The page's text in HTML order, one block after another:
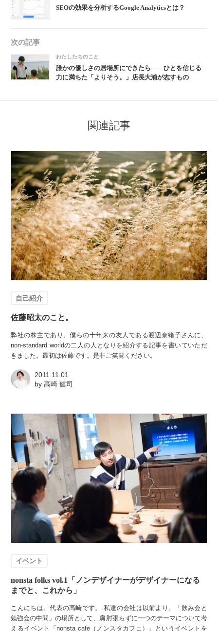
SEOの効果を分析するGoogle Analyticsとは？
次の記事
わたしたちのこと
誰かの優しさの居場所にできたら——ひとを信じる
力に満ちた「よりそう。」店長大浦が志すもの
関連記事
自己紹介
佐藤昭太のこと。
弊社の株主であり、僕らの十年来の友人である渡辺奈緒子さんに、
non-standard worldの二人の人となりを紹介する記事を書いていただ
きました。最初は佐藤です。是非ご笑覧ください。
2011.11.01
by高崎 健司
イベント
nonsta folks vol.1「ノンデザイナーがデザイナーになる
までと、これから」
こんにちは、代表の高崎です。 私達の会社は以前より、「飲み会と
勉強会の中間」の場所として、肩肘張らずに一つのテーマについて考
えるイベント「nonsta cafe（ノンスタカフェ）」というイベントを